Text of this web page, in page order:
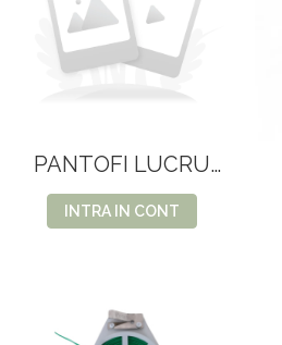
PANTOFI LUCRU
195.20.2
INTRA IN CONT